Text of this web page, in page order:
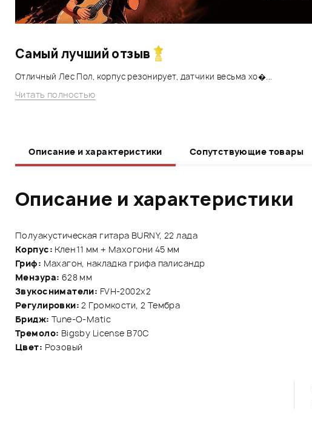
Самый лучший отзыв
Отличный Лес Пол, корпус резонирует, датчики весьма хо�...
Читать полностью
Описание и характеристики Сопутствующие товары
Описание и характеристики
Полуакустическая гитара BURNY, 22 лада
Корпус: Клен 11 мм + Махогони 45 мм
Гриф: Махагон, накладка грифа палисандр
Мензура: 628 мм
Звукосниматели: FVH-2002x2
Регулировки: 2 Громкости, 2 Тембра
Бридж: Tune-O-Matic
Тремоло: Bigsby License B70C
Цвет: Розовый